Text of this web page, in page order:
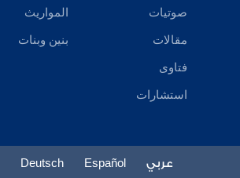
كتاب تفسير القرآن
كتاب المناقب
كتاب العلل
صوتيات
مقالات
فتاوى
استشارات
المواريث
بنين وبنات
عربي Español
Deutsch